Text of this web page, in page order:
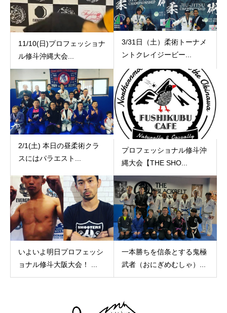
11/10(日)プロフェッショナ
ル修斗沖縄大会...
3/31日（土）柔術トーナメ
ントクレイジービー...
2/1(土) 本日の昼柔術クラ
スにはパラエスト...
プロフェッショナル修斗沖
縄大会【THE SHO...
いよいよ明日プロフェッシ
ョナル修斗大阪大会！ ...
一本勝ちを信条とする鬼極
武者（おにぎめむしゃ）...